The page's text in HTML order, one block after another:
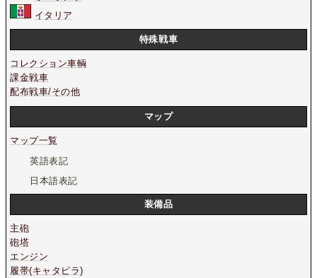
イタリア
特殊戦車
コレクション車輌
課金戦車
配布戦車/その他
マップ
マップ一覧
英語表記
日本語表記
装備品
主砲
砲塔
エンジン
履帯(キャタピラ)